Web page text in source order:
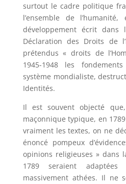
surtout le cadre politique
l’ensemble de
développement écrit dans
Déclaration des Droits de
prétendus « droits de
1945-1948 les
système mondialiste,
Identités.
Il est souvent objecté
maçonnique typique, en
vraiment les textes, on ne
énoncé pompeux
opinions religieuses » dans
1789 seraient
massivement athées. Il ne